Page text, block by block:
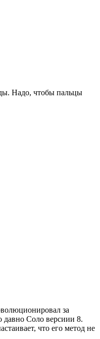
Надо, чтобы пальцы
за
давно Соло версиии 8.
что его метод не